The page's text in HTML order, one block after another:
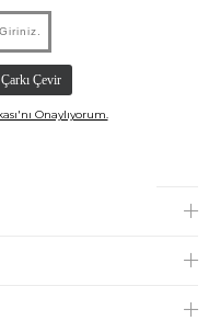
dengesini
fayda
kullanımını
da katılımda